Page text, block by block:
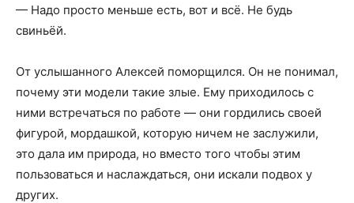
— Надо просто меньше есть, вот и всё. Не будь
свиньёй.
От услышанного Алексей поморщился. Он не понимал,
почему эти модели такие злые. Ему приходилось с
ними встречаться по работе — они гордились своей
фигурой, мордашкой, которую ничем не заслужили,
это дала им природа, но вместо того чтобы этим
пользоваться и наслаждаться, они искали подвох у
других.